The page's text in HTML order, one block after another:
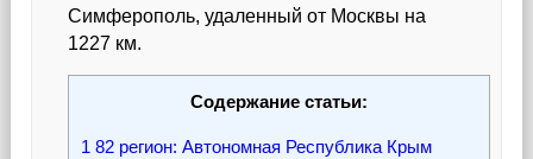
Симферополь, удаленный от Москвы на
1227 км.
Содержание статьи:
1 82 регион: Автономная Республика Крым